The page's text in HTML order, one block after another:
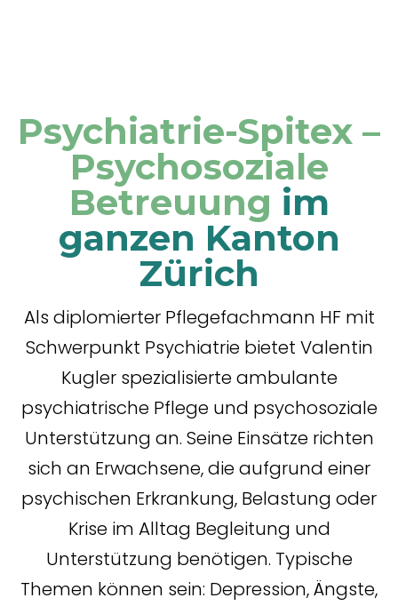
Psychiatrie-Spitex –
Psychosoziale
Betreuung im
ganzen Kanton
Zürich
Als diplomierter Pflegefachmann HF mit
Schwerpunkt Psychiatrie bietet Valentin
Kugler spezialisierte ambulante
psychiatrische Pflege und psychosoziale
Unterstützung an. Seine Einsätze richten
sich an Erwachsene, die aufgrund einer
psychischen Erkrankung, Belastung oder
Krise im Alltag Begleitung und
Unterstützung benötigen. Typische
Themen können sein: Depression, Ängste,